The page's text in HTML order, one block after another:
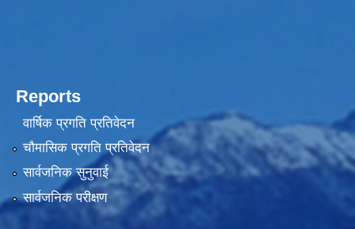
Reports
वार्षिक प्रगति प्रतिवेदन
चौमासिक प्रगति प्रतिवेदन
सार्वजनिक सुनुवाई
सार्वजनिक परीक्षण